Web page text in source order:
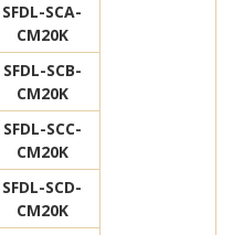
SFDL-SCA-
CM20K
SFDL-SCB-
CM20K
SFDL-SCC-
CM20K
SFDL-SCD-
CM20K